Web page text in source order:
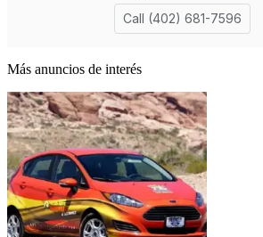
Más anuncios de interés